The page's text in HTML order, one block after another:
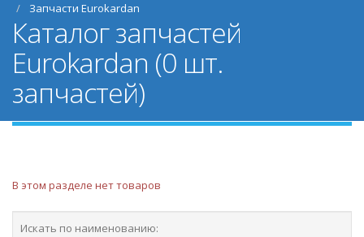
Запчасти Eurokardan
Каталог запчастей
Eurokardan (0 шт.
запчастей)
В этом разделе нет товаров
Искать по наименованию: